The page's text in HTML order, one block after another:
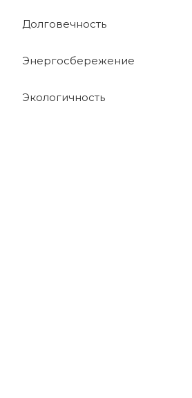
Долговечность
Энергосбережение
Экологичность